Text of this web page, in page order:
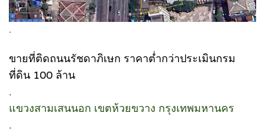
.
ขายที่ติดถนนรัชดาภิเษก ราคาต่ำกว่าประเมินกรม
ที่ดิน 100 ล้าน
.
แขวงสามเสนนอก เขตห้วยขวาง กรุงเทพมหานคร
.